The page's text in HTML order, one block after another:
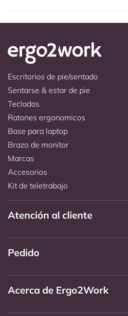
Escritorios de pie/sentado
Sentarse & estar de pie
Teclados
Ratones ergonomicos
Base para laptop
Brazo de monitor
Marcas
Accesorios
Kit de teletrabajo
Atención al cliente
Pedido
Acerca de Ergo2Work